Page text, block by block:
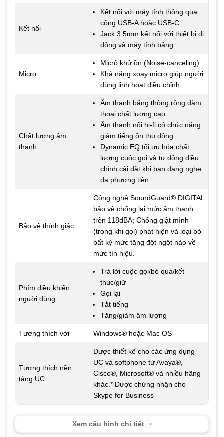
Kết nối
Kết nối với máy tính thông qua
cổng USB-A hoặc USB-C
Jack 3.5mm kết nối với thiết bị di
động và máy tính bảng
Micro
Micrô khử ồn (Noise-canceling)
Khả năng xoay micro giúp người
dùng linh hoạt điều chỉnh
Chất lượng âm
thanh
Âm thanh băng thông rộng đàm
thoại chất lượng cao
Âm thanh nổi hi-fi có chức năng
giảm tiếng ồn thụ động
Dynamic EQ tối ưu hóa chất
lượng cuộc gọi và tự động điều
chỉnh cài đặt khi bạn đang nghe
đa phương tiện.
Bảo vệ thính giác
Công nghệ SoundGuard® DIGITAL
bảo vệ chống lại mức âm thanh
trên 118dBA; Chống giật mình
(trong khi gọi) phát hiện và loại bỏ
bất kỳ mức tăng đột ngột nào về
mức tín hiệu.
Phím điều khiển
người dùng
Trả lời cuộc gọi/bỏ qua/kết
thúc/giữ
Gọi lại
Tắt tiếng
Tăng/giảm âm lượng
Tương thích với Windows® hoặc Mac OS
Tương thích nền
tảng UC
Được thiết kế cho các ứng dụng
UC và softphone từ Avaya®,
Cisco®, Microsoft® và nhiều hãng
khác.* Được chứng nhận cho
Skype for Business
Xem cấu hình chi tiết